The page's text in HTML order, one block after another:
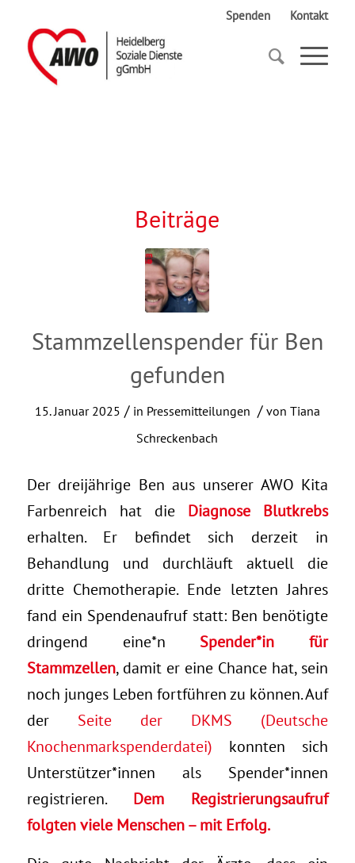
Spenden Kontakt
DKMS
Beiträge
Stammzellenspender für Ben
gefunden
15. Januar 2025 / in Pressemitteilungen / von Tiana
Schreckenbach
Der dreijährige Ben aus unserer AWO Kita
Farbenreich hat die Diagnose Blutkrebs
erhalten. Er befindet sich derzeit in
Behandlung und durchläuft aktuell die
dritte Chemotherapie. Ende letzten Jahres
fand ein Spendenaufruf statt: Ben benötigte
dringend eine*n Spender*in für
Stammzellen, damit er eine Chance hat, sein
noch junges Leben fortführen zu können. Auf
der Seite der DKMS (Deutsche
Knochenmarkspenderdatei) konnten sich
Unterstützer*innen als Spender*innen
registrieren. Dem Registrierungsaufruf
folgten viele Menschen – mit Erfolg.